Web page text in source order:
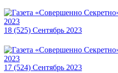
18 (525) Сентябрь 2023
17 (524) Сентябрь 2023